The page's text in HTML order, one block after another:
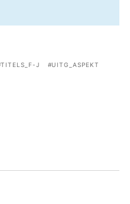
TITELS_F-J UITG_ASPEKT